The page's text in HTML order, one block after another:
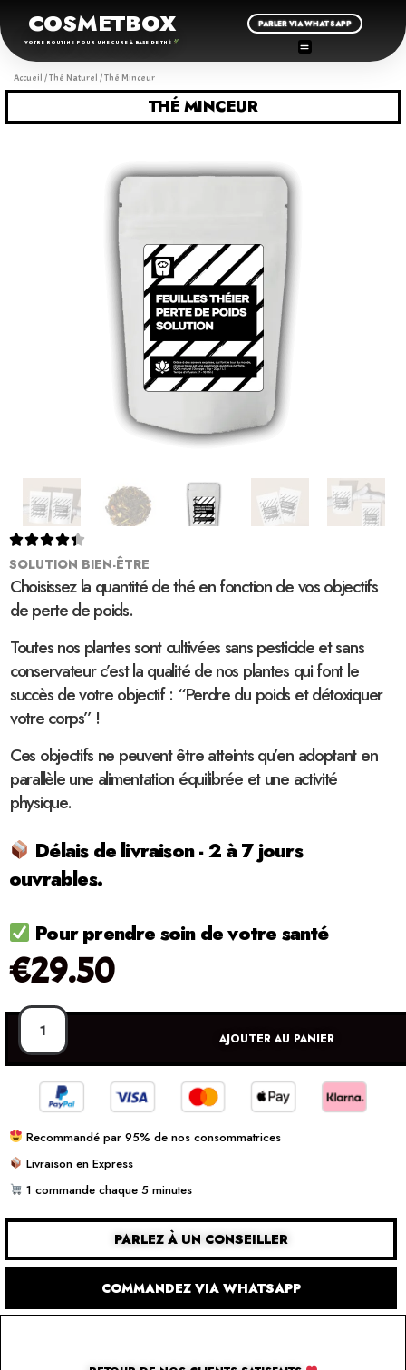
COSMETBOX
VOTRE ROUTINE POUR UNE CURE À BASE DE THÉ
PARLER VIA WHATSAPP
Accueil /Thé Naturel / Thé Minceur
THÉ MINCEUR

SOLUTION BIEN-ÊTRE
Choisissez la quantité de thé en fonction de vos objectifs
de perte de poids.
Toutes nos plantes sont cultivées sans pesticide et sans
conservateur c’est la qualité de nos plantes qui font le
succès de votre objectif : “Perdre du poids et détoxiquer
votre corps” !
Ces objectifs ne peuvent être atteints qu’en adoptant en
parallèle une alimentation équilibrée et une activité
physique.
Délais de livraison - 2 à 7 jours
ouvrables.
Pour prendre soin de votre santé
€29.50
AJOUTER AU PANIER
Recommandé par 95% de nos consommatrices
Livraison en Express
1 commande chaque 5 minutes
PARLEZ À UN CONSEILLER
COMMANDEZ VIA WHATSAPP